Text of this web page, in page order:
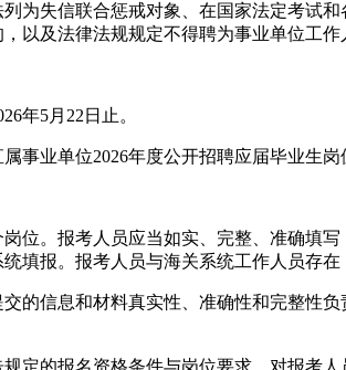
列为失信联合惩戒对象、在国家法定考试
以及法律法规规定不得聘为事业单位工作
年5月22日止。
事业单位2026年度公开招聘应届毕业生
岗位。报考人员应当如实、完整、准确填
填报。报考人员与海关系统工作人员存
的信息和材料真实性、准确性和完整性
规定的报名资格条件与岗位要求，对报